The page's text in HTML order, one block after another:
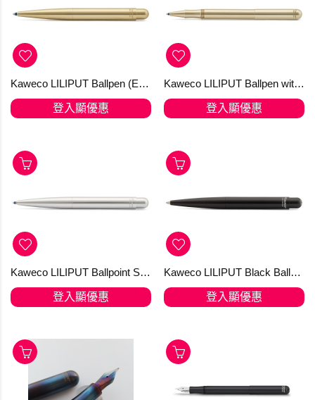
Kaweco LILIPUT Ballpen (Eco-) Brass
登入顯優惠
Kaweco LILIPUT Ballpen with Cap (Eco-) Brass
登入顯優惠
Kaweco LILIPUT Ballpoint Silver
登入顯優惠
Kaweco LILIPUT Black Ballpoint 原子筆
登入顯優惠